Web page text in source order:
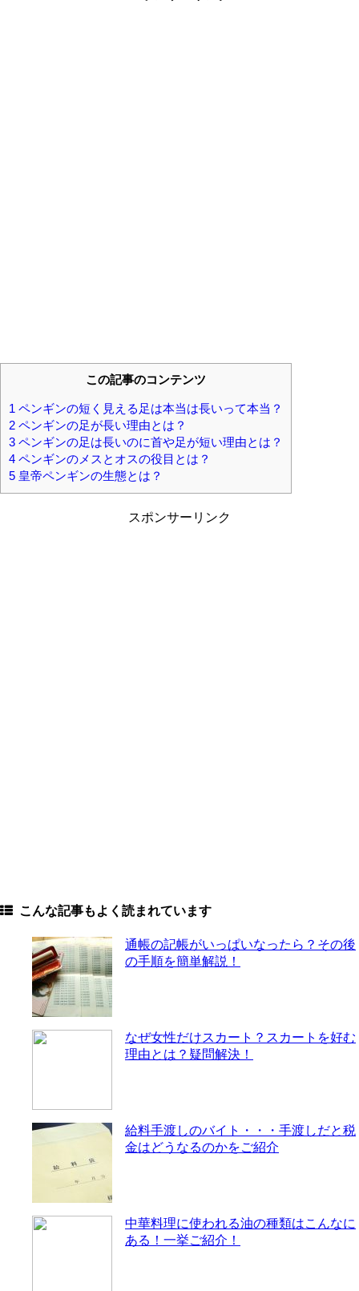
この記事のコンテンツ
1 ペンギンの短く見える足は本当は長いって本当？
2 ペンギンの足が長い理由とは？
3 ペンギンの足は長いのに首や足が短い理由とは？
4 ペンギンのメスとオスの役目とは？
5 皇帝ペンギンの生態とは？
スポンサーリンク
こんな記事もよく読まれています
通帳の記帳がいっぱいなったら？その後
の手順を簡単解説！
なぜ女性だけスカート？スカートを好む
理由とは？疑問解決！
給料手渡しのバイト・・・手渡しだと税
金はどうなるのかをご紹介
中華料理に使われる油の種類はこんなに
ある！一挙ご紹介！